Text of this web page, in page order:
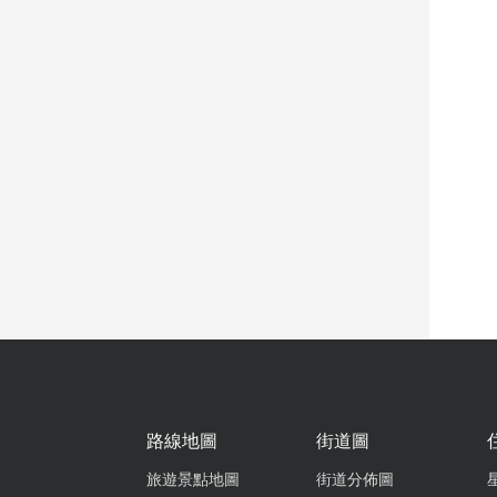
路線地圖
旅遊景點地圖
街道圖
街道分佈圖